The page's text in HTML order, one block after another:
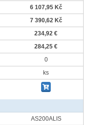
6 107,95 Kč
7 390,62 Kč
234,92 €
284,25 €
0
ks
AS200ALIS